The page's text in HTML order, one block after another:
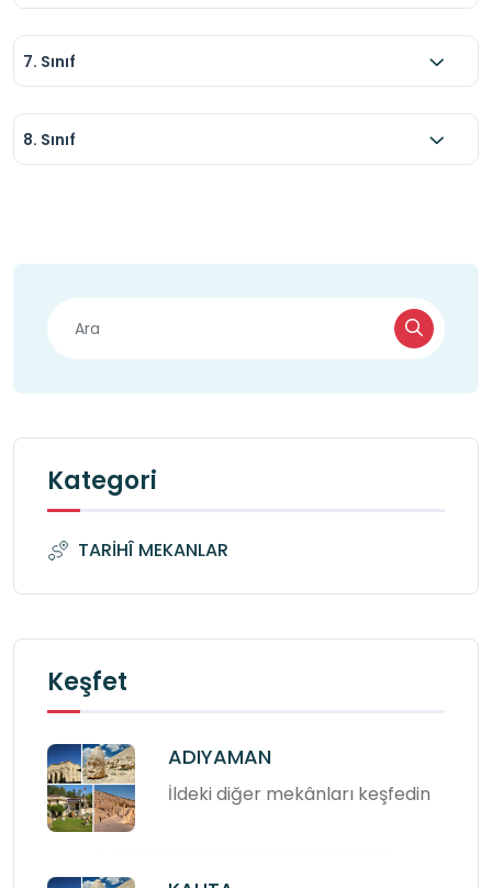
7. Sınıf
8. Sınıf
Kategori
TARİHÎ MEKANLAR
Keşfet
ADIYAMAN
İldeki diğer mekânları keşfedin